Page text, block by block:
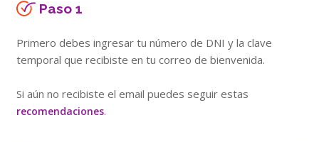
Paso 1
Primero debes ingresar tu número de DNI y la clave
temporal que recibiste en tu correo de bienvenida.
Si aún no recibiste el email puedes seguir estas
recomendaciones.